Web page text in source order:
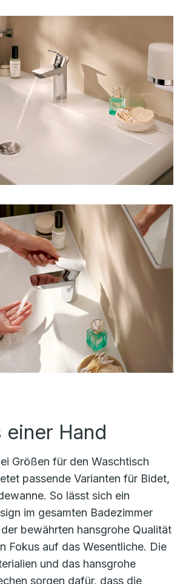
einer Hand
Größen für den Waschtisch
passende Varianten für Bidet,
So lässt sich ein
im gesamten Badezimmer
bewährten hansgrohe Qualität
Fokus auf das Wesentliche. Die
und das hansgrohe
sorgen dafür, dass die